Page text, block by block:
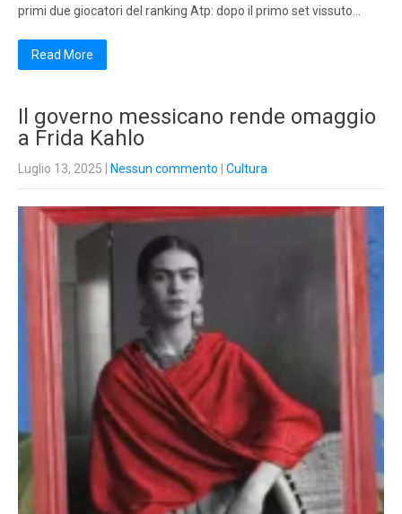
primi due giocatori del ranking Atp: dopo il primo set vissuto…
Read More
Il governo messicano rende omaggio
a Frida Kahlo
Luglio 13, 2025 Nessun commento Cultura